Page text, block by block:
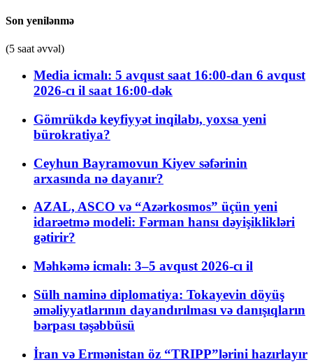
Son yenilənmə
(5 saat əvvəl)
Media icmalı: 5 avqust saat 16:00-dan 6 avqust
2026-cı il saat 16:00-dək
Gömrükdə keyfiyyət inqilabı, yoxsa yeni
bürokratiya?
Ceyhun Bayramovun Kiyev səfərinin
arxasında nə dayanır?
AZAL, ASCO və “Azərkosmos” üçün yeni
idarəetmə modeli: Fərman hansı dəyişiklikləri
gətirir?
Məhkəmə icmalı: 3–5 avqust 2026-cı il
Sülh naminə diplomatiya: Tokayevin döyüş
əməliyyatlarının dayandırılması və danışıqların
bərpası təşəbbüsü
İran və Ermənistan öz “TRIPP”lərini hazırlayır